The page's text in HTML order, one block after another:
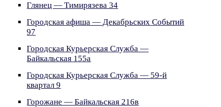
Глянец — Тимирязева 34
Городская афиша — Декабрьских Событий
97
Городская Курьерская Служба —
Байкальская 155а
Городская Курьерская Служба — 59-й
квартал 9
Горожане — Байкальская 216в